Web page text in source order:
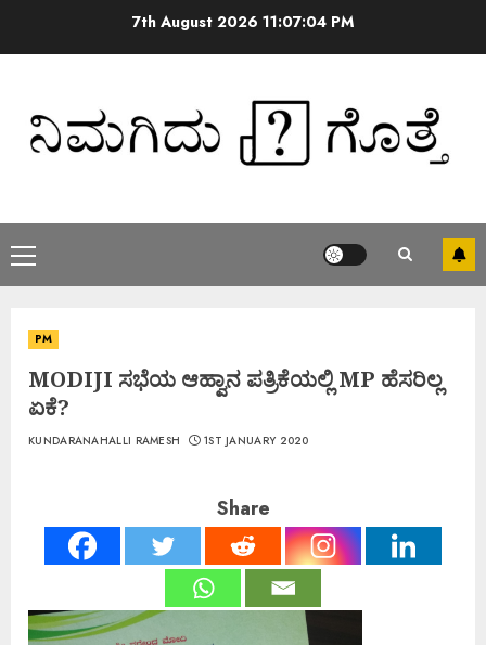
7th August 2026 11:07:05 PM
PM
MODIJI ಸಭೆಯ ಆಹ್ವಾನ ಪತ್ರಿಕೆಯಲ್ಲಿ MP ಹೆಸರಿಲ್ಲ
ಏಕೆ?
KUNDARANAHALLI RAMESH 1ST JANUARY 2020
Share